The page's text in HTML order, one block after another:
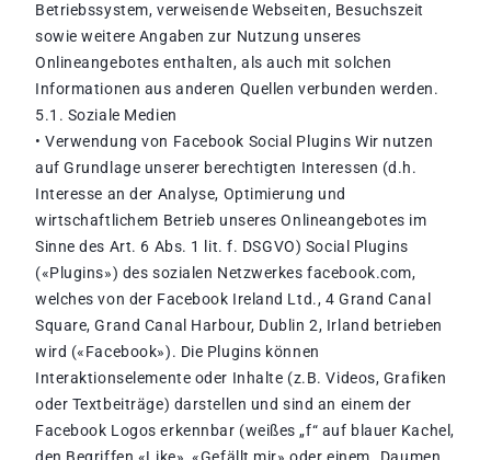
Betriebssystem, verweisende Webseiten, Besuchszeit
sowie weitere Angaben zur Nutzung unseres
Onlineangebotes enthalten, als auch mit solchen
Informationen aus anderen Quellen verbunden werden.
5.1. Soziale Medien
• Verwendung von Facebook Social Plugins Wir nutzen
auf Grundlage unserer berechtigten Interessen (d.h.
Interesse an der Analyse, Optimierung und
wirtschaftlichem Betrieb unseres Onlineangebotes im
Sinne des Art. 6 Abs. 1 lit. f. DSGVO) Social Plugins
(«Plugins») des sozialen Netzwerkes facebook.com,
welches von der Facebook Ireland Ltd., 4 Grand Canal
Square, Grand Canal Harbour, Dublin 2, Irland betrieben
wird («Facebook»). Die Plugins können
Interaktionselemente oder Inhalte (z.B. Videos, Grafiken
oder Textbeiträge) darstellen und sind an einem der
Facebook Logos erkennbar (weißes „f“ auf blauer Kachel,